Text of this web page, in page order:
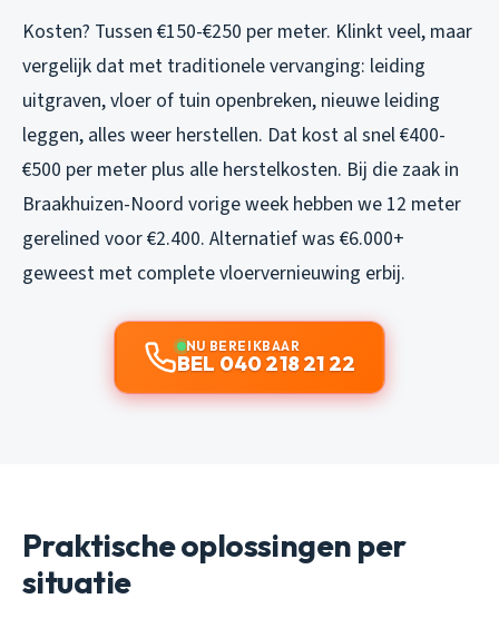
Kosten? Tussen €150-€250 per meter. Klinkt veel, maar
vergelijk dat met traditionele vervanging: leiding
uitgraven, vloer of tuin openbreken, nieuwe leiding
leggen, alles weer herstellen. Dat kost al snel €400-
€500 per meter plus alle herstelkosten. Bij die zaak in
Braakhuizen-Noord vorige week hebben we 12 meter
gerelined voor €2.400. Alternatief was €6.000+
geweest met complete vloervernieuwing erbij.
NU BEREIKBAAR
BEL 040 218 21 22
Praktische oplossingen per
situatie